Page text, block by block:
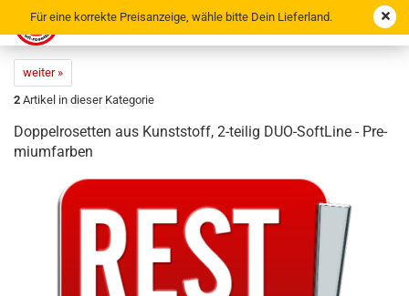
Für eine korrekte Preisanzeige, wähle bitte Dein Lieferland.
weiter »
2 Artikel in dieser Kategorie
Dop­pel­ro­set­ten aus Kunst­stoff, 2-​teilig DUO-​SoftLine - Pre­
mi­um­far­ben